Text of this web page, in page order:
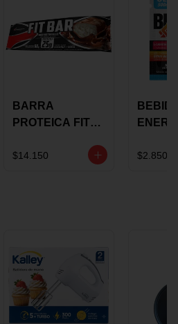
BARRA
PROTEICA FIT
GRS
$14.150
STACK 6G
$2.850